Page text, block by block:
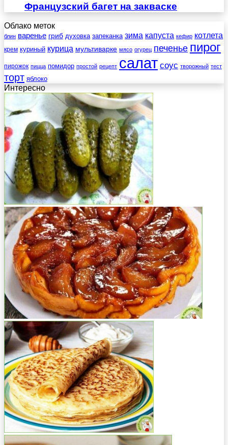
Французский багет на закваске
Облако меток
блин варенье гриб духовка запеканка зима капуста кефир котлета
крем куриный курица мультиварке мясо огурец печенье пирог
пирожок пицца помидор простой рецепт салат соус творожный тест
торт яблоко
Интересно